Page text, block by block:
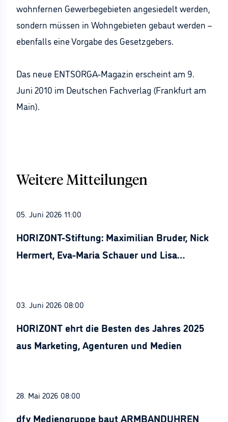
wohnfernen Gewerbegebieten angesiedelt werden,
sondern müssen in Wohngebieten gebaut werden –
ebenfalls eine Vorgabe des Gesetzgebers.
Das neue ENTSORGA-Magazin erscheint am 9.
Juni 2010 im Deutschen Fachverlag (Frankfurt am
Main).
Weitere Mitteilungen
05. Juni 2026 11:00
HORIZONT-Stiftung: Maximilian Bruder, Nick
Hermert, Eva-Maria Schauer und Lisa
03. Juni 2026 08:00
HORIZONT ehrt die Besten des Jahres 2025
aus Marketing, Agenturen und Medien
28. Mai 2026 08:00
dfv Mediengruppe baut ARMBANDUHREN